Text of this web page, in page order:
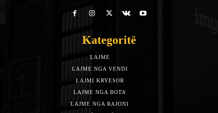
Kategoritë
LAJME
LAJME NGA VENDI
LAJMI KRYESOR
LAJME NGA BOTA
LAJME NGA RAJONI